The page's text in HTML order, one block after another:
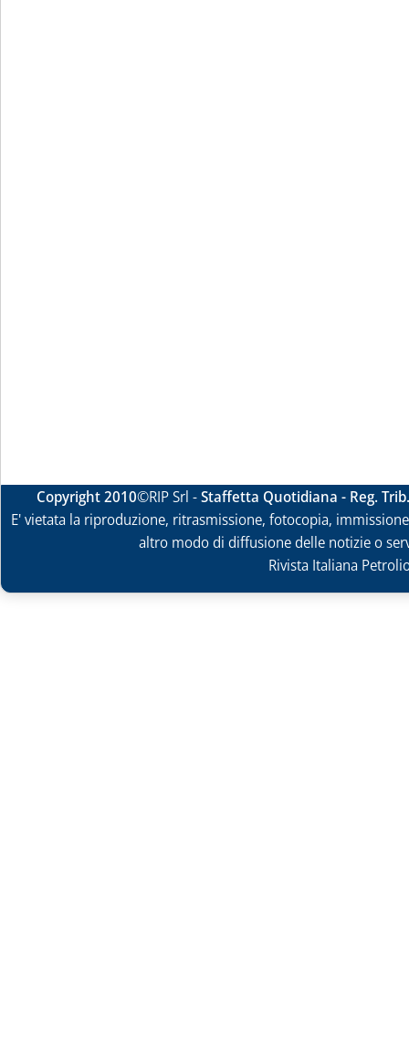
Copyright 2010©RIP Srl -Staffetta Quotidiana - Reg.
E' vietata la riproduzione, ritrasmissione, fotocopia,
altro modo di diffusione delle notizie o
Rivista Italiana